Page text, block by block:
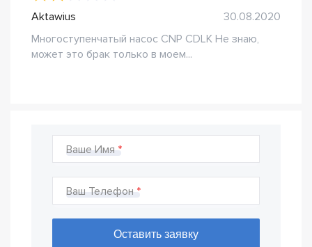
Aktawius
30.08.2020
Многоступенчатый насос CNP CDLK Не знаю,
может это брак только в моем...
Ваше Имя
Ваш Телефон